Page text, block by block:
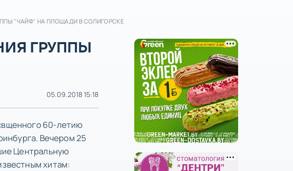
"ЧАЙФ" НА ПЛОЩАДИ В СОЛИГОРСКЕ
ГРУППЫ
05.09.2018 15:18
60-летию
Вечером 25
Центральную
хитам: